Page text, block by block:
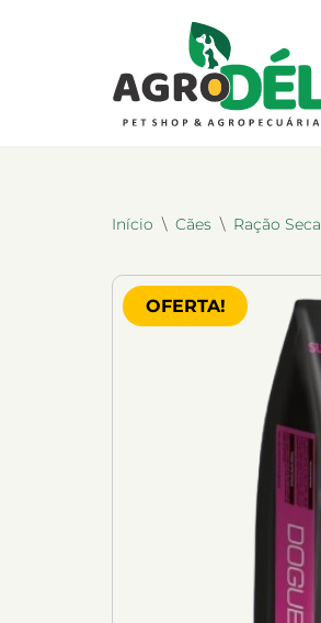
Início \ Cães \ Ração Seca
OFERTA!